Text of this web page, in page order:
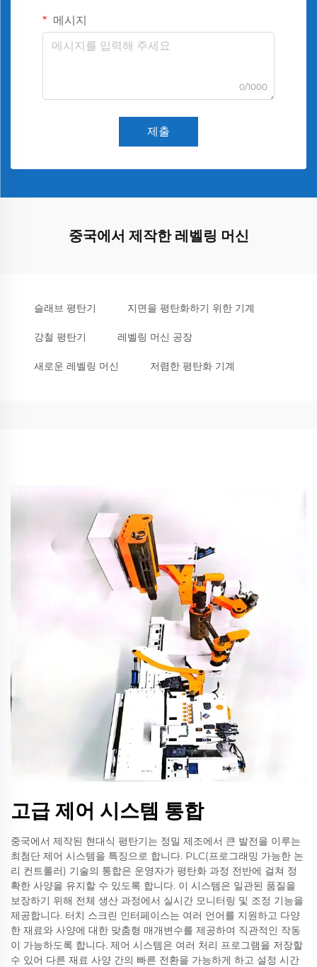
메시지
0/1000
제출
중국에서 제작한 레벨링 머신
슬래브 평탄기 지면을 평탄화하기 위한 기계
강철 평탄기 레벨링 머신 공장
새로운 레벨링 머신 저렴한 평탄화 기계
고급 제어 시스템 통합
중국에서 제작된 현대식 평탄기는 정밀 제조에서 큰 발전을 이루는
최첨단 제어 시스템을 특징으로 합니다. PLC(프로그래밍 가능한 논
리 컨트롤러) 기술의 통합은 운영자가 평탄화 과정 전반에 걸쳐 정
확한 사양을 유지할 수 있도록 합니다. 이 시스템은 일관된 품질을
보장하기 위해 전체 생산 과정에서 실시간 모니터링 및 조정 기능을
제공합니다. 터치 스크린 인터페이스는 여러 언어를 지원하고 다양
한 재료와 사양에 대한 맞춤형 매개변수를 제공하여 직관적인 작동
이 가능하도록 합니다. 제어 시스템은 여러 처리 프로그램을 저장할
수 있어 다른 재료 사양 간의 빠른 전환을 가능하게 하고 설정 시간